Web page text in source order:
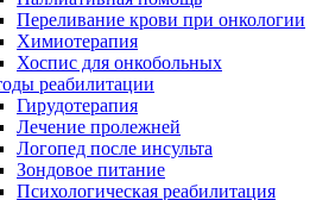
Переливание крови при онкологии
Химиотерапия
Хоспис для онкобольных
реабилитации
Гирудотерапия
Лечение пролежней
Логопед после инсульта
Зондовое питание
Психологическая реабилитация